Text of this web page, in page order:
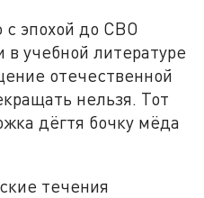
с эпохой до СВО
в учебной литературе
отечественной
нельзя. Тот
дёгтя бочку мёда
течения